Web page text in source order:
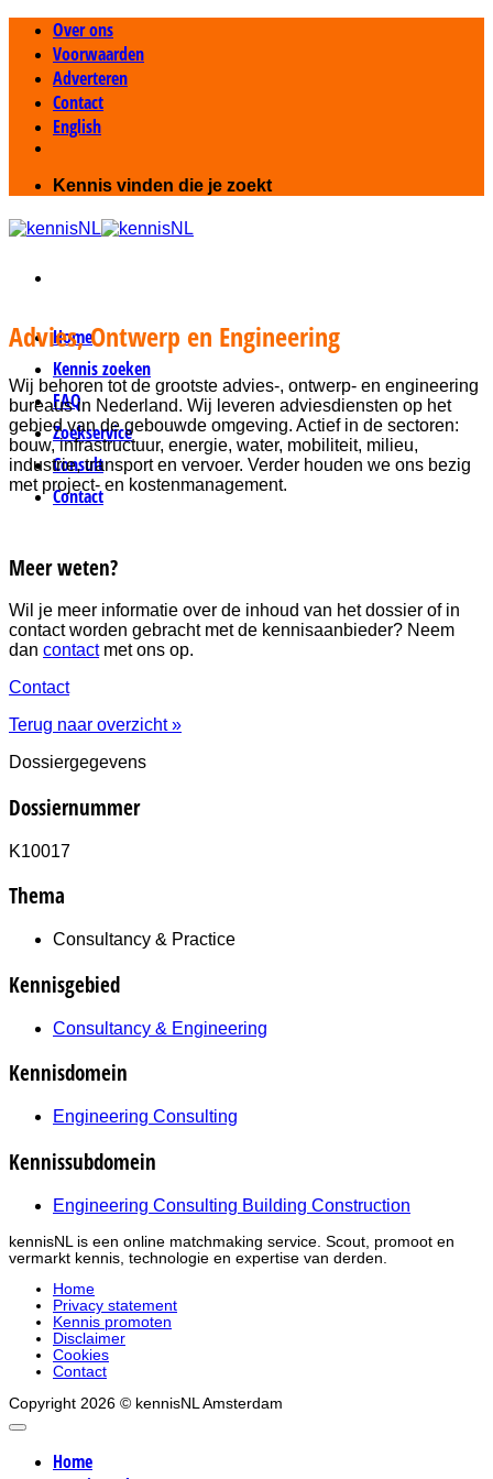
inhoud
Over ons
Voorwaarden
Adverteren
Contact
English
Kennis vinden die je zoekt
Home
Kennis zoeken
FAQ
Zoekservice
Consult
Contact
Advies, Ontwerp en Engineering
Wij behoren tot de grootste advies-, ontwerp- en engineering
bureaus in Nederland. Wij leveren adviesdiensten op het
gebied van de gebouwde omgeving. Actief in de sectoren:
bouw, infrastructuur, energie, water, mobiliteit, milieu,
industrie, transport en vervoer. Verder houden we ons bezig
met project- en kostenmanagement.
Meer weten?
Wil je meer informatie over de inhoud van het dossier of in
contact worden gebracht met de kennisaanbieder? Neem
dan contactmet ons op.
Contact
Terug naar overzicht »
Dossiergegevens
Dossiernummer
K10017
Thema
Consultancy & Practice
Kennisgebied
Consultancy & Engineering
Kennisdomein
Engineering Consulting
Kennissubdomein
Engineering Consulting Building Construction
kennisNL is een online matchmaking service. Scout, promoot en
vermarkt kennis, technologie en expertise van derden.
Home
Privacy statement
Kennis promoten
Disclaimer
Cookies
Contact
Copyright 2026 © kennisNL Amsterdam
Home